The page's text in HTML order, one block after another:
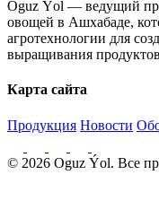
Oguz Ýol — ведущий
овощей в Ашхабаде,
агротехнологии для
выращивания
Карта сайта
Продукция Новости
© 2026 Oguz Ýol. Все